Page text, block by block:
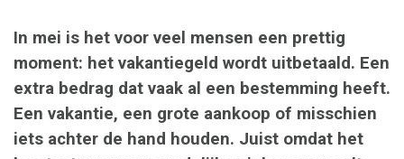
In mei is het voor veel mensen een prettig
moment: het vakantiegeld wordt uitbetaald. Een
extra bedrag dat vaak al een bestemming heeft.
Een vakantie, een grote aankoop of misschien
iets achter de hand houden. Juist omdat het